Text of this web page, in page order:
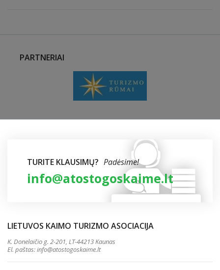
PARTNERIAI
TURITE KLAUSIMŲ? Padėsime!
info@atostogoskaime.lt
LIETUVOS KAIMO TURIZMO ASOCIACIJA
K. Donelaičio g. 2-201, LT-44213 Kaunas
El. paštas:info@atostogoskaime.lt